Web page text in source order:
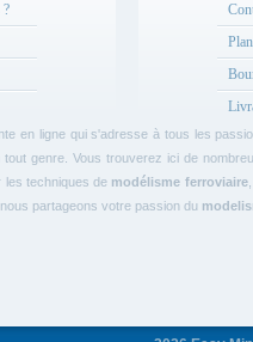
en ligne qui s'adresse à tous les
genre. Vous trouverez ici de
les techniques de modélisme ferroviaire
partageons votre passion du